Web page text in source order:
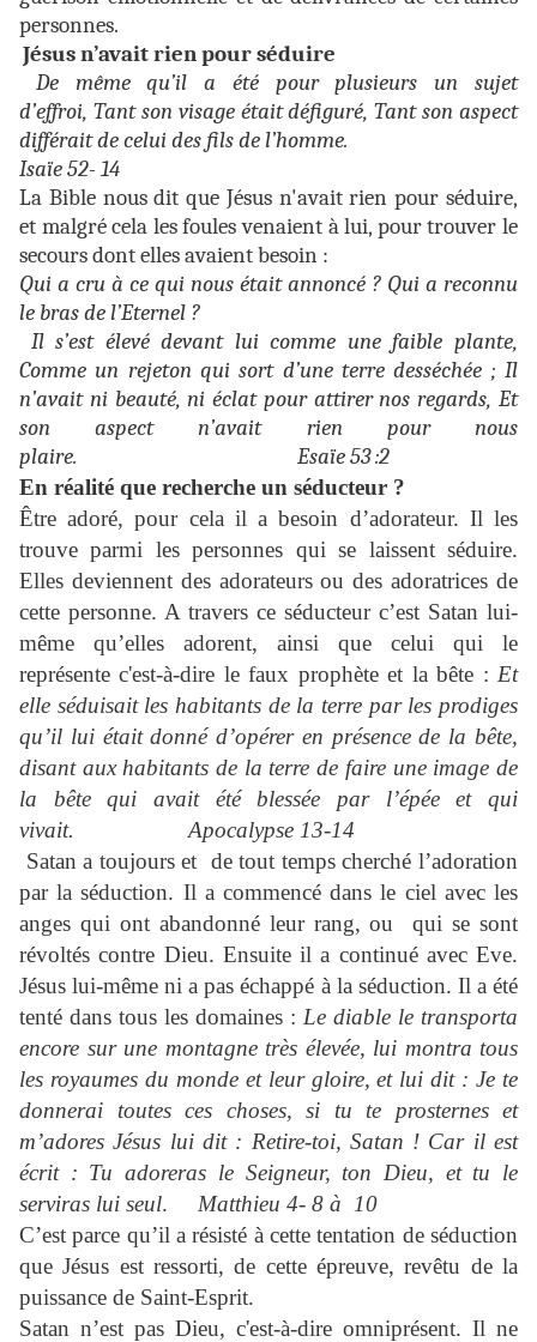
personnes.
Jésus n’avait rien pour séduire
De même qu’il a été pour plusieurs un sujet
d’effroi, Tant son visage était défiguré, Tant son aspect
différait de celui des fils de l’homme.
Isaïe 52- 14
La Bible nous dit que Jésus n'avait rien pour séduire,
et malgré cela les foules venaient à lui, pour trouver le
secours dont elles avaient besoin :
Qui a cru à ce qui nous était annoncé ? Qui a reconnu
le bras de l’Eternel ?
Il s’est élevé devant lui comme une faible plante,
Comme un rejeton qui sort d’une terre desséchée ; Il
n’avait ni beauté, ni éclat pour attirer nos regards, Et
son aspect n’avait rien pour nous
plaire. Esaïe 53 :2
En réalité que recherche un séducteur ?
Être adoré, pour cela il a besoin d’adorateur. Il les
trouve parmi les personnes qui se laissent séduire.
Elles deviennent des adorateurs ou des adoratrices de
cette personne. A travers ce séducteur c’est Satan lui-
même qu’elles adorent, ainsi que celui qui le
représente c'est-à-dire le faux prophète et la bête : Et
elle séduisait les habitants de la terre par les prodiges
qu’il lui était donné d’opérer en présence de la bête,
disant aux habitants de la terre de faire une image de
la bête qui avait été blessée par l’épée et qui
vivait. Apocalypse 13-14
Satan a toujours et de tout temps cherché l’adoration
par la séduction. Il a commencé dans le ciel avec les
anges qui ont abandonné leur rang, ou qui se sont
révoltés contre Dieu. Ensuite il a continué avec Eve.
Jésus lui-même ni a pas échappé à la séduction. Il a été
tenté dans tous les domaines : Le diable le transporta
encore sur une montagne très élevée, lui montra tous
les royaumes du monde et leur gloire, et lui dit : Je te
donnerai toutes ces choses, si tu te prosternes et
m’adores Jésus lui dit : Retire-toi, Satan ! Car il est
écrit : Tu adoreras le Seigneur, ton Dieu, et tu le
serviras lui seul.
Matthieu 4- 8 à 10
C’est parce qu’il a résisté à cette tentation de séduction
que Jésus est ressorti, de cette épreuve, revêtu de la
puissance de Saint-Esprit.
Satan n’est pas Dieu, c'est-à-dire omniprésent. Il ne